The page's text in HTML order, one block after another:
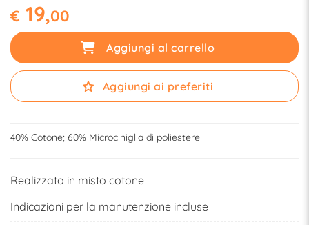
€ 19,00
Aggiungi al carrello
Aggiungi ai preferiti
40% Cotone; 60% Microciniglia di poliestere
Realizzato in misto cotone
Indicazioni per la manutenzione incluse